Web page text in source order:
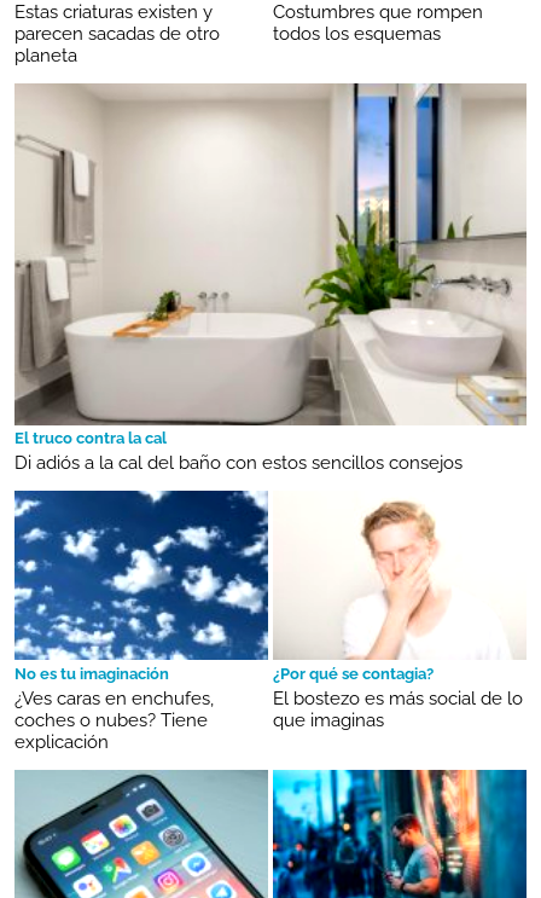
Estas criaturas existen y
parecen sacadas de otro
planeta
Costumbres que rompen
todos los esquemas
El truco contra la cal
Di adiós a la cal del baño con estos sencillos consejos
No es tu imaginación
¿Ves caras en enchufes,
coches o nubes? Tiene
explicación
¿Por qué se contagia?
El bostezo es más social de lo
que imaginas